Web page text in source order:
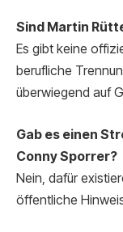
Sind Martin
Es gibt keine
berufliche
überwiegend auf
Gab es einen
Conny Sporrer?
Nein, dafür
öffentliche